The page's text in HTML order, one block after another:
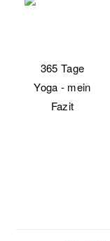
365 Tage
Yoga - mein
Fazit